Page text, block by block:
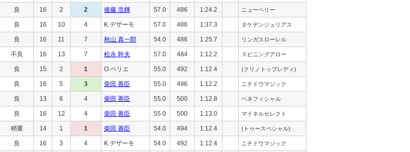
良 16 2 2 後藤 浩輝 57.0 486 1:24.2 ニューベリー
良 16 10 4 K.デザーモ 57.0 486 1:37.3 タケデンジュリアス
良 16 11 7 秋山 真一郎 54.0 486 1:25.7 リンガスローレル
不良 16 13 7 松永 幹夫 57.0 484 1:12.2 スピニングアロー
良 15 2 1 O.ペリエ 55.0 492 1:12.4 (クリノトップレディ)
良 16 5 3 柴田 善臣 55.0 496 1:12.2 ニチドウマジック
良 13 6 4 柴田 善臣 55.0 500 1:12.8 ベネフィシャル
良 16 12 4 柴田 善臣 55.0 500 1:13.0 マイネルセレクト
稍重 14 1 1 柴田 善臣 54.0 494 1:12.4 (トゥースペシャル)
良 16 3 4 K.デザーモ 54.0 492 1:12.4 ニチドウマジック